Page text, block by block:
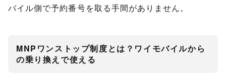
バイル側で予約番号を取る手間がありません。
MNPワンストップ制度とは？ワイモバイルから
の乗り換えで使える